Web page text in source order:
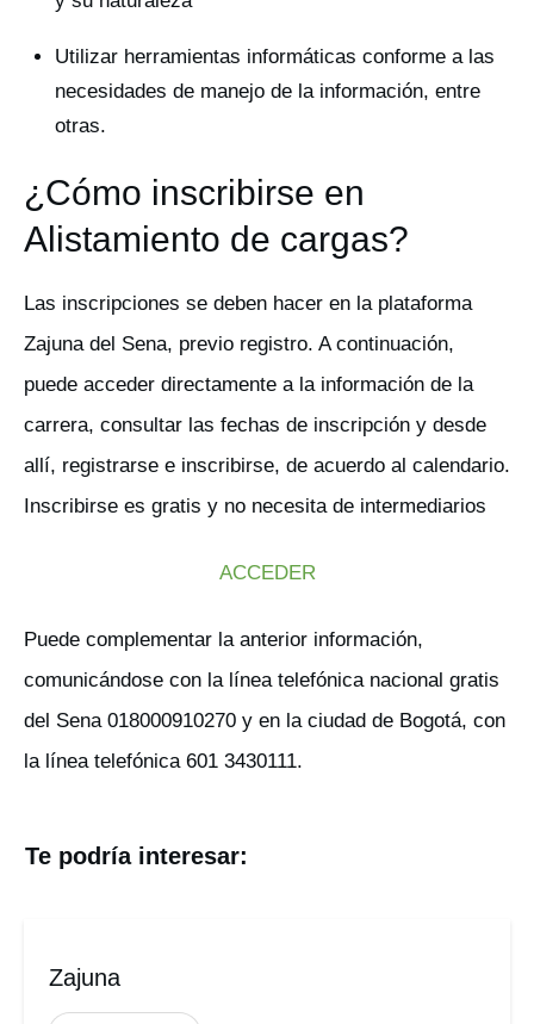
Utilizar herramientas informáticas conforme a las
necesidades de manejo de la información, entre
otras.
¿Cómo inscribirse en
Alistamiento de cargas?
Las inscripciones se deben hacer en la plataforma
Zajuna del Sena, previo registro. A continuación,
puede acceder directamente a la información de la
carrera, consultar las fechas de inscripción y desde
allí, registrarse e inscribirse, de acuerdo al calendario.
Inscribirse es gratis y no necesita de intermediarios
ACCEDER
Puede complementar la anterior información,
comunicándose con la línea telefónica nacional gratis
del Sena 018000910270 y en la ciudad de Bogotá, con
la línea telefónica 601 3430111.
Te podría interesar:
Zajuna